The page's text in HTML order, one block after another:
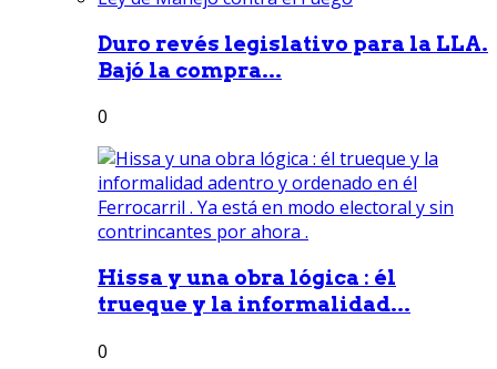
Duro revés legislativo para la LLA.
Bajó la compra...
0
Hissa y una obra lógica : él
trueque y la informalidad...
0